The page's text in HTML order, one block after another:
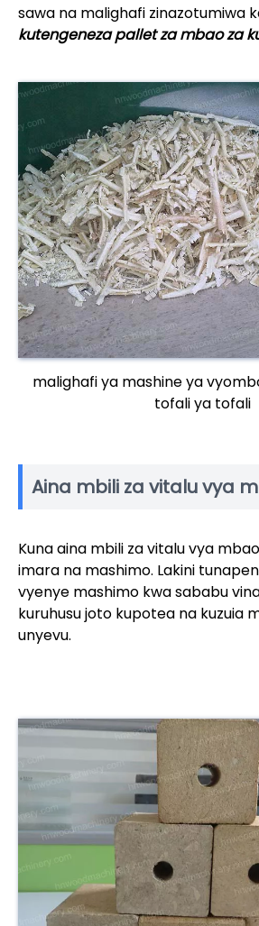
sawa na malighafi zinazotumiwa
kutengeneza pallet za mbao za
malighafi ya mashine ya
tofali ya tofali
Aina mbili za vitalu vya
Kuna aina mbili za vitalu vya
imara na mashimo. Lakini
vyenye mashimo kwa sababu
kuruhusu joto kupotea na kuzuia
unyevu.